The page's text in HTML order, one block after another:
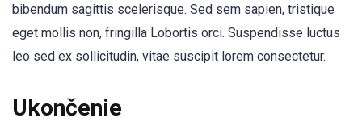
bibendum sagittis scelerisque. Sed sem sapien, tristique
eget mollis non, fringilla Lobortis orci. Suspendisse luctus
leo sed ex sollicitudin, vitae suscipit lorem consectetur.
Ukončenie